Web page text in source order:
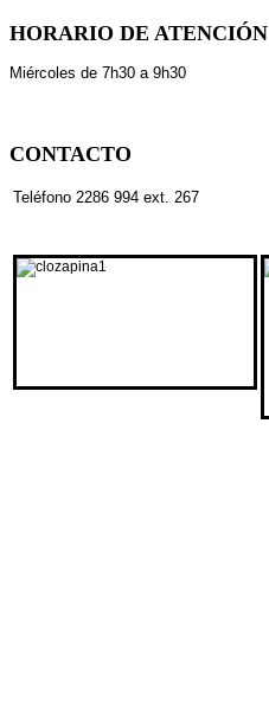
HORARIO DE ATENCIÓN
Miércoles de 7h30 a 9h30
CONTACTO
Teléfono 2286 994 ext. 267